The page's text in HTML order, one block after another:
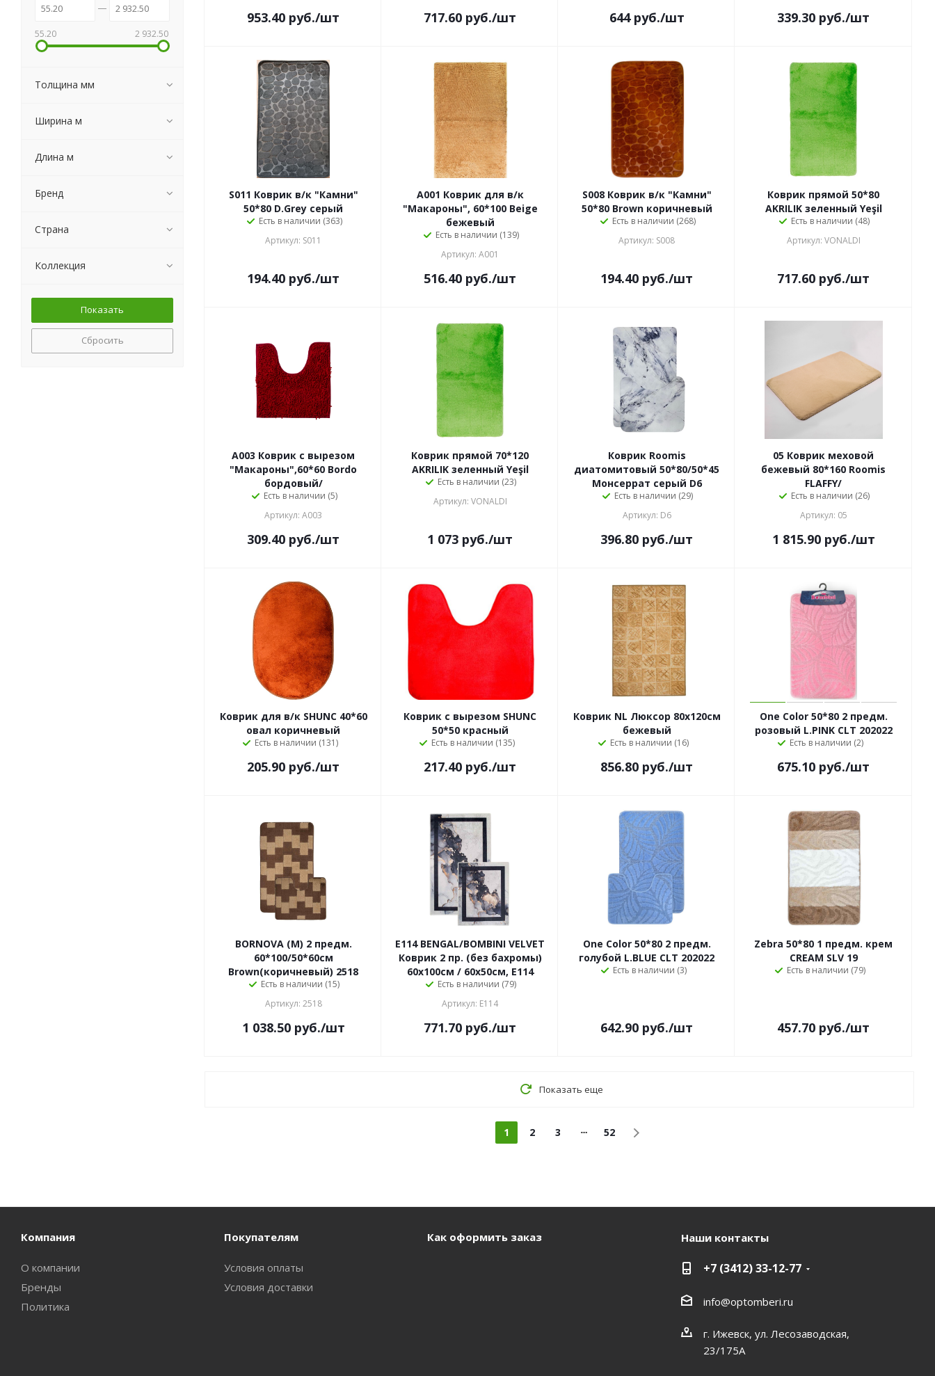
953.40 руб./шт 717.60 руб./шт 644руб./шт 339.30 руб./шт
S011 Коврик в/к "Камни"
50*80 D.Grey cерый
Есть в наличии (363)
Артикул: S011
194.40 руб./шт
A001 Коврик для в/к
"Макароны", 60*100 Beige
бежевый
Есть в наличии (139)
Артикул: A001
516.40 руб./шт
S008 Коврик в/к "Камни"
50*80 Brown коричневый
Есть в наличии (268)
Артикул: S008
194.40 руб./шт
Коврик прямой 50*80
AKRILIK зеленный Yeşil
Есть в наличии (48)
Артикул: VONALDI
717.60 руб./шт
A003 Коврик с вырезом
"Макароны",60*60 Bordo
бордовый/
Есть в наличии (5)
Артикул: A003
309.40 руб./шт
Коврик прямой 70*120
AKRILIK зеленный Yeşil
Есть в наличии (23)
Артикул: VONALDI
1 073 руб./шт
Коврик Roomis
диатомитовый 50*80/50*45
Монсеррат серый D6
Есть в наличии (29)
Артикул: D6
396.80 руб./шт
05 Коврик меховой
бежевый 80*160 Roomis
FLAFFY/
Есть в наличии (26)
Артикул: 05
1 815.90руб./шт
Коврик для в/к SHUNC 40*60
овал коричневый
Есть в наличии (131)
205.90 руб./шт
Коврик с вырезом SHUNC
50*50 красный
Есть в наличии (135)
217.40 руб./шт
Коврик NL Люксор 80х120см
бежевый
Есть в наличии (16)
856.80 руб./шт
One Color 50*80 2 предм.
розовый L.PINK CLT 202022
Есть в наличии (2)
675.10 руб./шт
BORNOVA (М) 2 предм.
60*100/50*60см
Brown(коричневый) 2518
Есть в наличии (15)
Артикул: 2518
1 038.50руб./шт
E114 BENGAL/BOMBINI VELVET
Коврик 2 пр. (без бахромы)
60х100см / 60х50см, E114
Есть в наличии (79)
Артикул: E114
771.70 руб./шт
One Color 50*80 2 предм.
голубой L.BLUE CLT 202022
Есть в наличии (3)
642.90 руб./шт
Zebra 50*80 1 предм. крем
CREAM SLV 19
Есть в наличии (79)
457.70 руб./шт
Показать еще
1 2 3 52
55.20 2 932.50
Толщина мм
Ширина м
Длина м
Бренд
Страна
Коллекция
Сбросить
Компания
О компании
Бренды
Политика
Покупателям
Условия оплаты
Условия доставки
Как оформить заказ Наши контакты
+7 (3412) 33-12-77
info@optomberi.ru
г. Ижевск, ул. Лесозаводская,
23/175А